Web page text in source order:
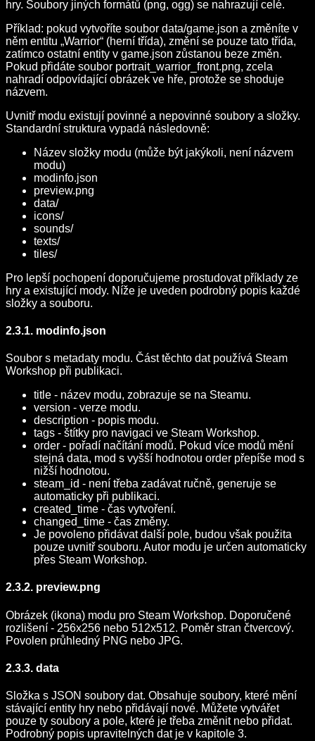
hry. Soubory jiných formátů (png, ogg) se nahrazují celé.
Příklad: pokud vytvoříte soubor data/game.json a změníte v
něm entitu „Warrior“ (herní třída), změní se pouze tato třída,
zatímco ostatní entity v game.json zůstanou beze změn.
Pokud přidáte soubor portrait_warrior_front.png, zcela
nahradí odpovídající obrázek ve hře, protože se shoduje
názvem.
Uvnitř modu existují povinné a nepovinné soubory a složky.
Standardní struktura vypadá následovně:
Název složky modu (může být jakýkoli, není názvem
modu)
modinfo.json
preview.png
data/
icons/
sounds/
texts/
tiles/
Pro lepší pochopení doporučujeme prostudovat příklady ze
hry a existující mody. Níže je uveden podrobný popis každé
složky a souboru.
2.3.1. modinfo.json
Soubor s metadaty modu. Část těchto dat používá Steam
Workshop při publikaci.
title - název modu, zobrazuje se na Steamu.
version - verze modu.
description - popis modu.
tags - štítky pro navigaci ve Steam Workshop.
order - pořadí načítání modů. Pokud více modů mění
stejná data, mod s vyšší hodnotou order přepíše mod s
nižší hodnotou.
steam_id - není třeba zadávat ručně, generuje se
automaticky při publikaci.
created_time - čas vytvoření.
changed_time - čas změny.
Je povoleno přidávat další pole, budou však použita
pouze uvnitř souboru. Autor modu je určen automaticky
přes Steam Workshop.
2.3.2. preview.png
Obrázek (ikona) modu pro Steam Workshop. Doporučené
rozlišení - 256x256 nebo 512x512. Poměr stran čtvercový.
Povolen průhledný PNG nebo JPG.
2.3.3. data
Složka s JSON soubory dat. Obsahuje soubory, které mění
stávající entity hry nebo přidávají nové. Můžete vytvářet
pouze ty soubory a pole, které je třeba změnit nebo přidat.
Podrobný popis upravitelných dat je v kapitole 3.